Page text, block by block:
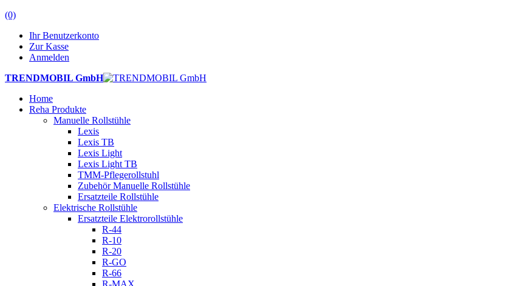
(0)
Ihr Benutzerkonto
Zur Kasse
Anmelden
TRENDMOBIL GmbH
Home
Reha Produkte
Manuelle Rollstühle
Lexis
Lexis TB
Lexis Light
Lexis Light TB
TMM-Pflegerollstuhl
Zubehör Manuelle Rollstühle
Ersatzteile Rollstühle
Elektrische Rollstühle
Ersatzteile Elektrorollstühle
R-44
R-10
R-20
R-GO
R-66
R-MAX